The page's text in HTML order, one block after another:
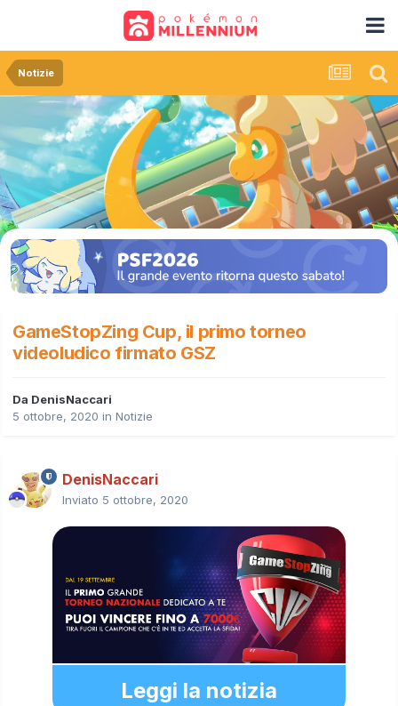
Notizie
GameStopZing Cup, il primo torneo
videoludico firmato GSZ
Da DenisNaccari
5 ottobre, 2020 in Notizie
DenisNaccari
Inviato 5 ottobre, 2020
Leggi la notizia